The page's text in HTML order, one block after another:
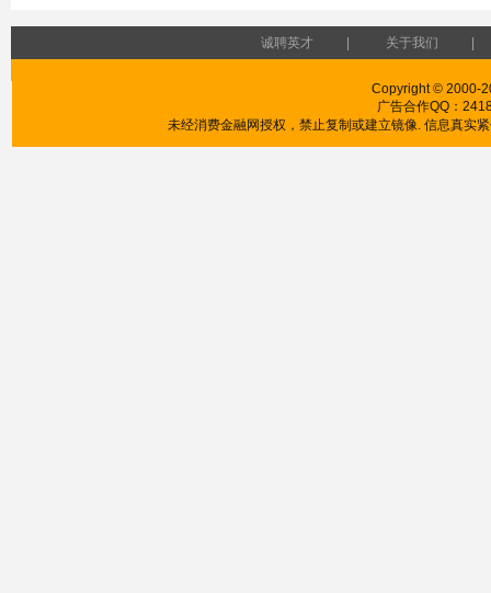
诚聘英才 关于我们
Copyright © 2000-
广告合作QQ：
未经消费金融网授权，禁止复制或建立镜像. 信息真实